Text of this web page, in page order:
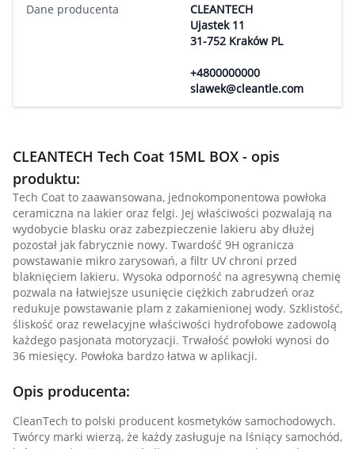
Dane producenta
CLEANTECH
Ujastek 11
31-752 Kraków PL
+4800000000
slawek@cleantle.com
CLEANTECH Tech Coat 15ML BOX - opis
produktu:
Tech Coat to zaawansowana, jednokomponentowa powłoka
ceramiczna na lakier oraz felgi. Jej właściwości pozwalają na
wydobycie blasku oraz zabezpieczenie lakieru aby dłużej
pozostał jak fabrycznie nowy. Twardość 9H ogranicza
powstawanie mikro zarysowań, a filtr UV chroni przed
blaknięciem lakieru. Wysoka odporność na agresywną chemię
pozwala na łatwiejsze usunięcie ciężkich zabrudzeń oraz
redukuje powstawanie plam z zakamienionej wody. Szklistość,
śliskość oraz rewelacyjne właściwości hydrofobowe zadowolą
każdego pasjonata motoryzacji. Trwałość powłoki wynosi do
36 miesięcy. Powłoka bardzo łatwa w aplikacji.
Opis producenta:
CleanTech to polski producent kosmetyków samochodowych.
Twórcy marki wierzą, że każdy zasługuje na lśniący samochód,